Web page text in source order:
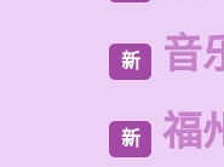
新 音
新 福